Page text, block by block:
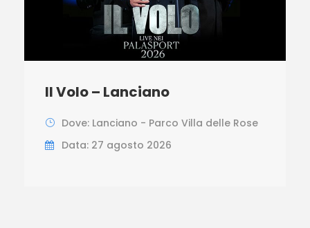
Il Volo – Lanciano
Dove: Lanciano - Parco Villa delle Rose
Data: 27 agosto 2026